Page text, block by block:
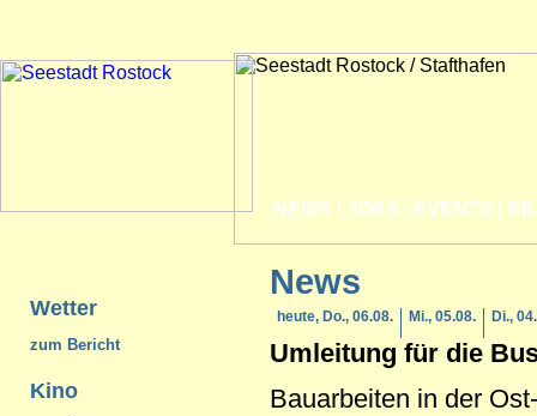
NEWS JOBS EVENTS
Wetter
zum Bericht
Kino
News
heute, Do., 06.08. Mi., 05.08. Di.,
Umleitung für die
Bauarbeiten in der